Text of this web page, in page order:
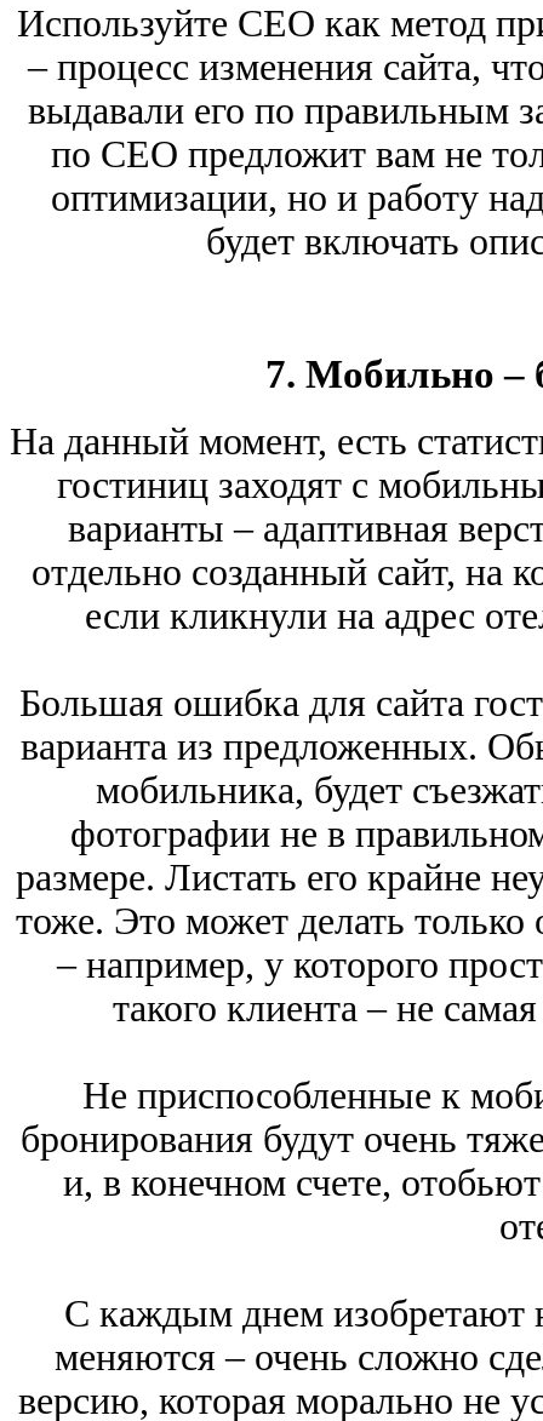
Используйте СЕО как метод
– процесс изменения сайта,
выдавали его по правильным
по СЕО предложит вам не
оптимизации, но и работу
будет включать
7. Мобильно –
На данный момент, есть
гостиниц заходят с
варианты – адаптивная
отдельно созданный сайт, на
если кликнули на адрес
Большая ошибка для сайта
варианта из предложенных.
мобильника, будет
фотографии не в
размере. Листать его крайне
тоже. Это может делать только
– например, у которого
такого клиента – не
Не приспособленные к
бронирования будут очень
и, в конечном счете,
С каждым днем изобретают
меняются – очень сложно
версию, которая морально не